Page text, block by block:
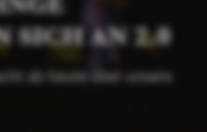
AN 2.0
ab heute über unsere